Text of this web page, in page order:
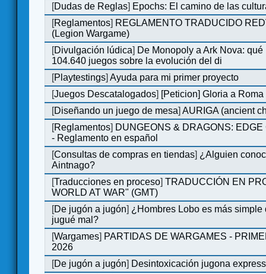
[Dudas de Reglas] Epochs: El camino de las
[Reglamentos] REGLAMENTO TRADUCIDO
(Legion Wargame)
[Divulgación lúdica] De Monopoly a Ark Nova:
104.640 juegos sobre la evolución del di
[Playtestings]Ayuda para mi primer proyecto
[Juegos Descatalogados] [Peticion] Gloria a Roma
[Diseñando un juego de mesa]AURIGA (ancient
[Reglamentos] DUNGEONS & DRAGONS:
- Reglamento en español
[Consultas de compras en tiendas] ¿Alguien
Aintnago?
[Traducciones en proceso]TRADUCCIÓN EN
WORLD AT WAR" (GMT)
[De jugón a jugón] ¿Hombres Lobo es más simple
jugué mal?
[Wargames] PARTIDAS DE WARGAMES -
2026
[De jugón a jugón] Desintoxicación jugona express